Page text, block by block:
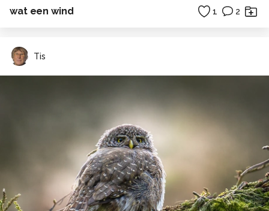
wat een wind 1 2
Tis